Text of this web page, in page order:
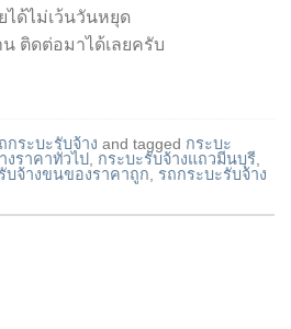
ได้ไม่เว้นวันหยุด
ติดต่อมาได้เลยครับ
กระบะรับจ้าง and tagged กระบะ
งราคาทั่วไป, กระบะรับจ้างแถวมีนบุรี,
บจ้างขนของราคาถูก, รถกระบะรับจ้าง